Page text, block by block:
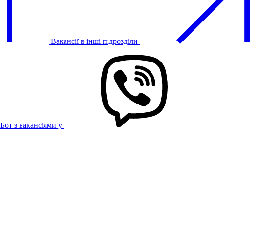
Вакансії в інші підрозділи
Бот з вакансіями у